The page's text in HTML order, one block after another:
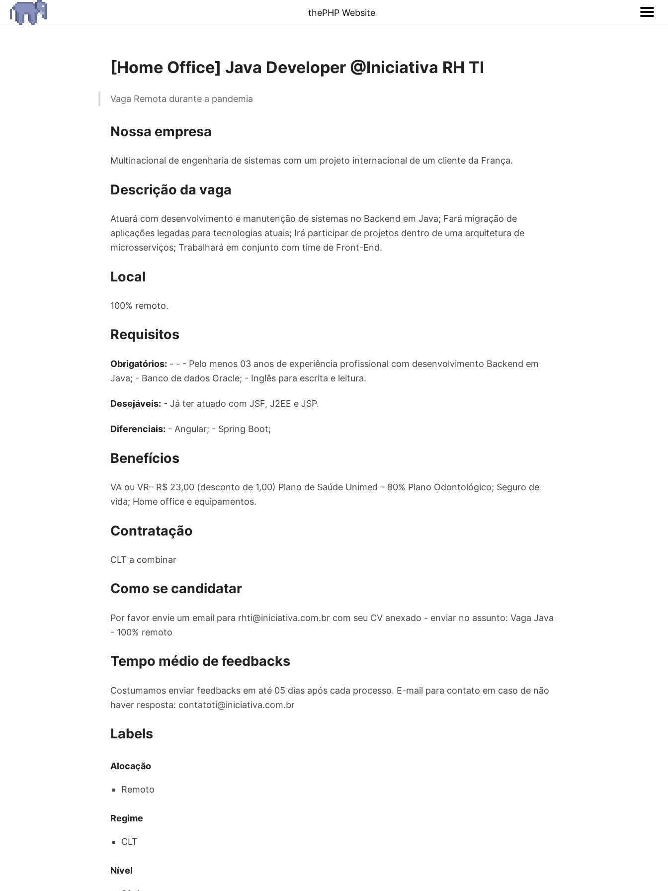
thePHP Website
[Home Office] Java Developer @Iniciativa RH TI
Vaga Remota durante a pandemia
Nossa empresa
Multinacional de engenharia de sistemas com um projeto internacional de um cliente da França.
Descrição da vaga
Atuará com desenvolvimento e manutenção de sistemas no Backend em Java; Fará migração de
aplicações legadas para tecnologias atuais; Irá participar de projetos dentro de uma arquitetura de
microsserviços; Trabalhará em conjunto com time de Front-End.
Local
100% remoto.
Requisitos
Obrigatórios: - - - Pelo menos 03 anos de experiência profissional com desenvolvimento Backend em
Java; - Banco de dados Oracle; - Inglês para escrita e leitura.
Desejáveis: - Já ter atuado com JSF, J2EE e JSP.
Diferenciais: - Angular; - Spring Boot;
Benefícios
VA ou VR– R$ 23,00 (desconto de 1,00) Plano de Saúde Unimed – 80% Plano Odontológico; Seguro de
vida; Home office e equipamentos.
Contratação
CLT a combinar
Como se candidatar
Por favor envie um email para rhti@iniciativa.com.br com seu CV anexado - enviar no assunto: Vaga Java
- 100% remoto
Tempo médio de feedbacks
Costumamos enviar feedbacks em até 05 dias após cada processo. E-mail para contato em caso de não
haver resposta: contatoti@iniciativa.com.br
Labels
Alocação
Remoto
Regime
CLT
Nível